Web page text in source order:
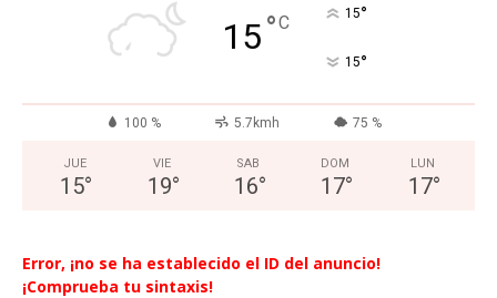
15°C 15°
15°
100 % 5.7kmh 75 %
JUE
15°
VIE
19°
SAB
16°
DOM
17°
LUN
17°
Error, ¡no se ha establecido el ID del anuncio!
¡Comprueba tu sintaxis!